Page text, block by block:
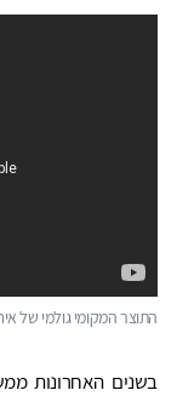
התוצר המקומי גולמי של
בשנים האחרונות